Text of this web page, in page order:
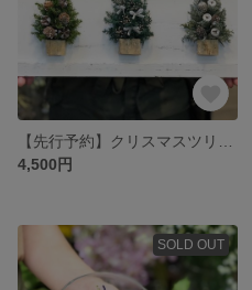
4,500円
SOLD OUT